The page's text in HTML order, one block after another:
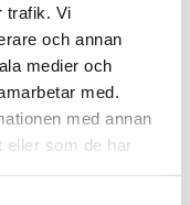
trafik. Vi
och annan
medier och
med.
med annan
eller som de har